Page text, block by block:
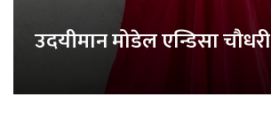
उदयीमान मोडेल एन्डिसा चौधरी